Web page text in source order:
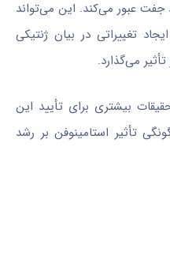
جفت عبور می‌کند. این می‌تواند
تغییراتی در بیان ژنتیکی
می‌گذارد.
بیشتری برای تأیید این
تأثیر استامینوفن بر رشد